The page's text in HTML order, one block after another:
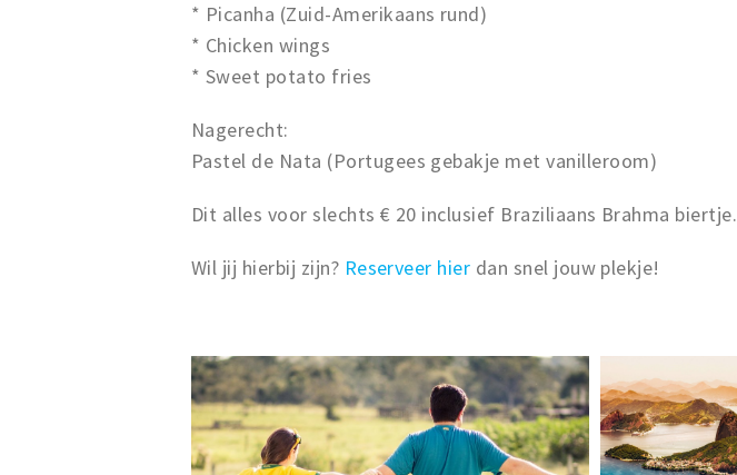
* Picanha (Zuid-Amerikaans rund)
* Chicken wings
* Sweet potato fries
Nagerecht:
Pastel de Nata (Portugees gebakje met vanilleroom)
Dit alles voor slechts € 20 inclusief Braziliaans Brahma biertje.
Wil jij hierbij zijn? Reserveer hier dan snel jouw plekje!